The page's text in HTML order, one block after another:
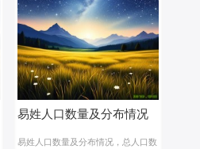
易姓人口数量及分布情况
易姓人口数量及分布情况，总人口数